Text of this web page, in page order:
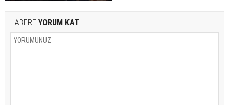
HABERE YORUM KAT